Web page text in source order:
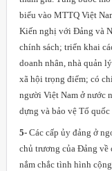
biểu vào MTTQ Việt
Kiến nghị với Đảng và
chính sách; triển khai
doanh nhân, nhà quản
xã hội trọng điểm; có
người Việt Nam ở nước
dựng và bảo vệ Tổ
5- Các cấp ủy đảng ở
chủ trương của Đảng
nắm chắc tình hình